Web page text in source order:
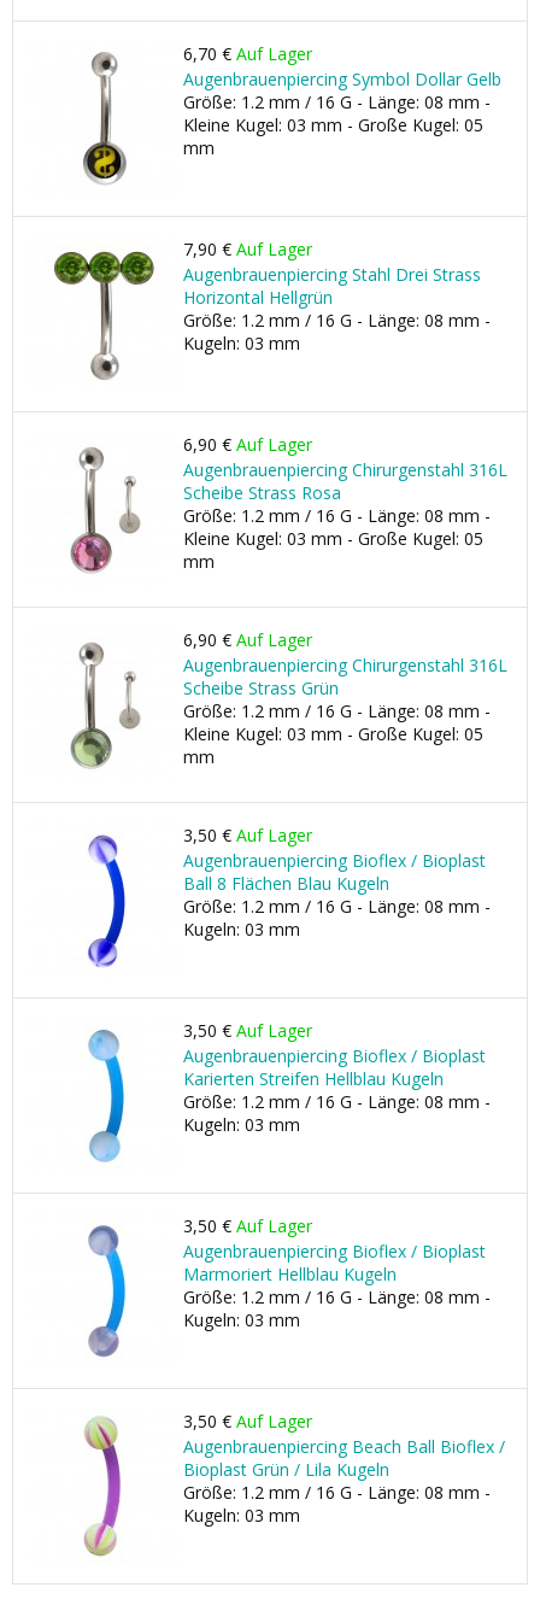
6,70 € Auf Lager
Augenbrauenpiercing Symbol Dollar Gelb
Größe: 1.2 mm / 16 G - Länge: 08 mm -
Kleine Kugel: 03 mm - Große Kugel: 05
mm
7,90 € Auf Lager
Augenbrauenpiercing Stahl Drei Strass
Horizontal Hellgrün
Größe: 1.2 mm / 16 G - Länge: 08 mm -
Kugeln: 03 mm
6,90 € Auf Lager
Augenbrauenpiercing Chirurgenstahl 316L
Scheibe Strass Rosa
Größe: 1.2 mm / 16 G - Länge: 08 mm -
Kleine Kugel: 03 mm - Große Kugel: 05
mm
6,90 € Auf Lager
Augenbrauenpiercing Chirurgenstahl 316L
Scheibe Strass Grün
Größe: 1.2 mm / 16 G - Länge: 08 mm -
Kleine Kugel: 03 mm - Große Kugel: 05
mm
3,50 € Auf Lager
Augenbrauenpiercing Bioflex / Bioplast
Ball 8 Flächen Blau Kugeln
Größe: 1.2 mm / 16 G - Länge: 08 mm -
Kugeln: 03 mm
3,50 € Auf Lager
Augenbrauenpiercing Bioflex / Bioplast
Karierten Streifen Hellblau Kugeln
Größe: 1.2 mm / 16 G - Länge: 08 mm -
Kugeln: 03 mm
3,50 € Auf Lager
Augenbrauenpiercing Bioflex / Bioplast
Marmoriert Hellblau Kugeln
Größe: 1.2 mm / 16 G - Länge: 08 mm -
Kugeln: 03 mm
3,50 € Auf Lager
Augenbrauenpiercing Beach Ball Bioflex /
Bioplast Grün / Lila Kugeln
Größe: 1.2 mm / 16 G - Länge: 08 mm -
Kugeln: 03 mm